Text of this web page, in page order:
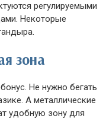
регулируемыми
Некоторые
зона
Не нужно бегать
А металлические
удобную зону для